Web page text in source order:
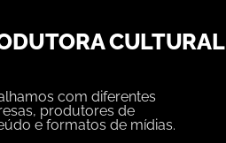
CULTURAL
com diferentes
produtores de
e formatos de mídias.